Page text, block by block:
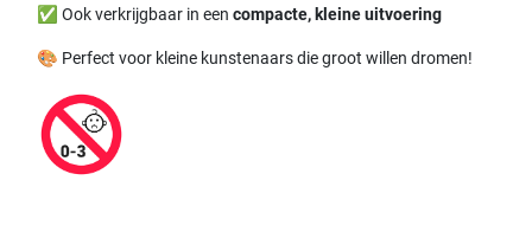
✅ Ook verkrijgbaar in eencompacte, kleine uitvoering
🎨 Perfect voor kleine kunstenaars die groot willen dromen!